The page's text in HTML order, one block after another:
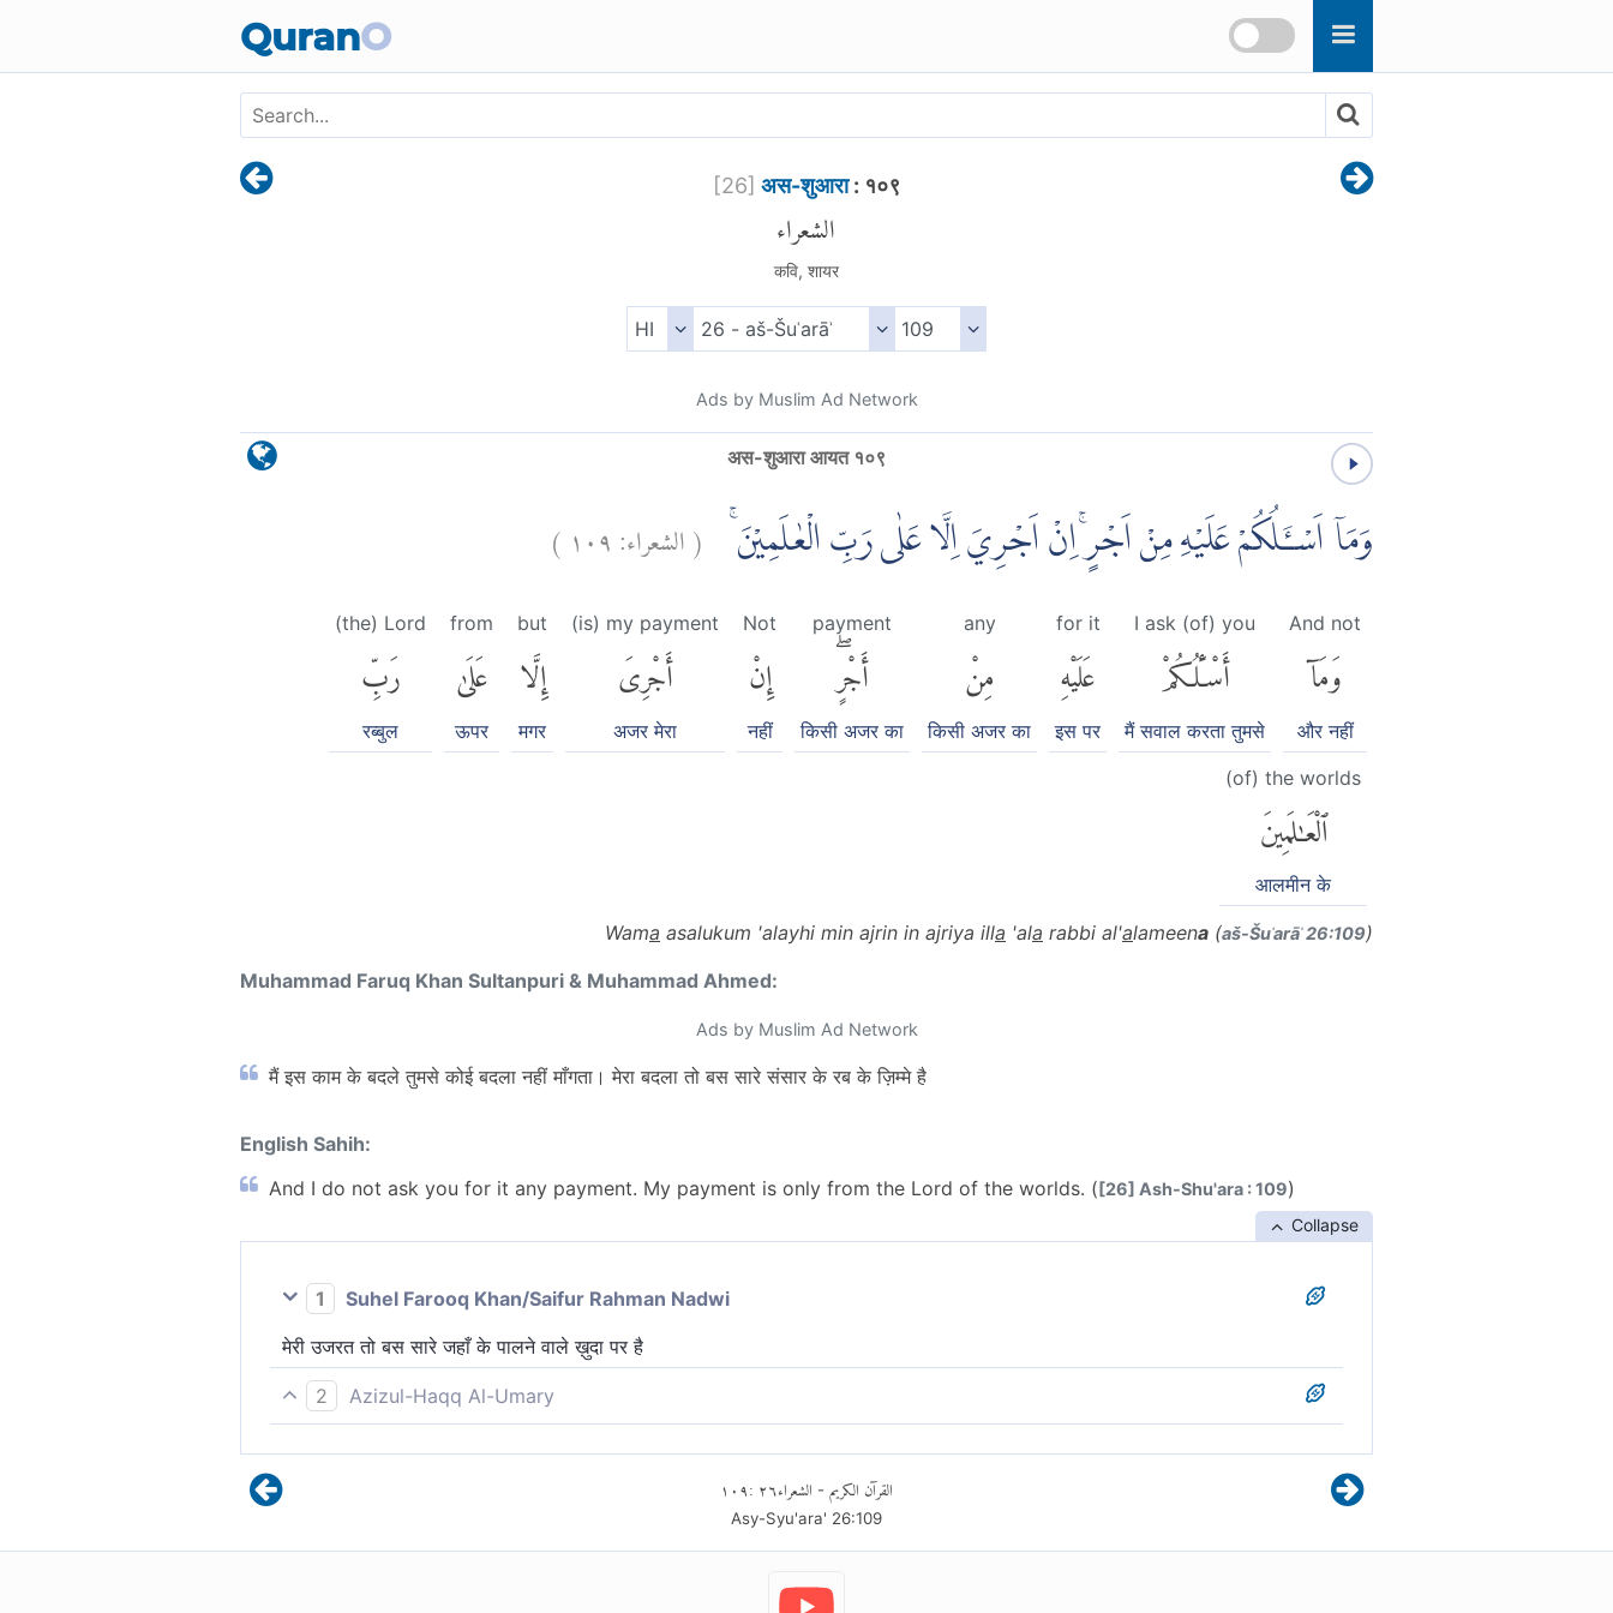
QuranO
[26] अस-शुआरा: १०९
الشعراء
कवि, शायर
Ads by Muslim Ad Network
अस-शुआरा आयत १०९
وَمَآ اَسْـَٔلُكُمْ عَلَيْهِ مِنْ اَجْرٍۚ اِنْ اَجْرِيَ اِلَّا عَلٰى رَبِّ الْعٰلَمِيْنَ ۚ (الشعراء:١٠٩ )
And not
وَمَآ
और नहीं
I ask (of) you
أَسْـَٔلُكُمْ
मैं सवाल करता तुमसे
for it
عَلَيْهِ
इस पर
any
مِنْ
किसी अजर का
payment
أَجْرٍۖ
किसी अजर का
Not
إِنْ
नहीं
(is) my payment
أَجْرِىَ
अजर मेरा
but
إِلَّا
मगर
from
عَلَىٰ
ऊपर
(the) Lord
رَبِّ
रब्बुल
(of) the worlds
ٱلْعَٰلَمِينَ
आलमीन के
Wama asalukum 'alayhi min ajrin in ajriya illa 'ala rabbi al'alameena (aš-Šuʿarāʾ 26:109)
Muhammad Faruq Khan Sultanpuri & Muhammad Ahmed:
Ads by Muslim Ad Network
मैं इस काम के बदले तुमसे कोई बदला नहीं माँगता। मेरा बदला तो बस सारे संसार के रब के ज़िम्मे है
English Sahih:
And I do not ask you for it any payment. My payment is only from the Lord of the worlds. ([26] Ash-Shu'ara : 109)
Collapse
1
Suhel Farooq Khan/Saifur Rahman Nadwi
मेरी उजरत तो बस सारे जहाँ के पालने वाले ख़ुदा पर है
2
Azizul-Haqq Al-Umary
القرآن الكريم - الشعراء٢٦:١٠٩
Asy-Syu'ara' 26:109